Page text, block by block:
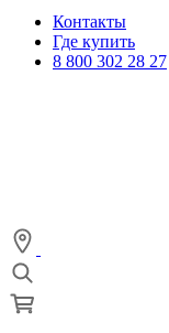
Контакты
Где купить
8 800 302 28 27